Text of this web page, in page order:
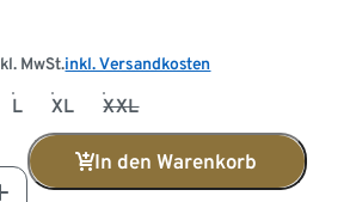
MwSt.inkl. Versandkosten
L XL XXL
In den Warenkorb